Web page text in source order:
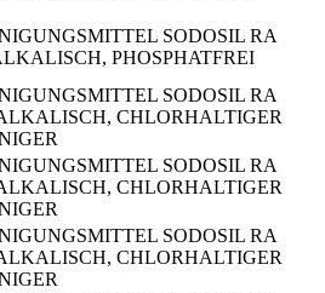
SODOSIL RA
PHOSPHATFREI
SODOSIL RA
CHLORHALTIGER
SODOSIL RA
CHLORHALTIGER
SODOSIL RA
CHLORHALTIGER